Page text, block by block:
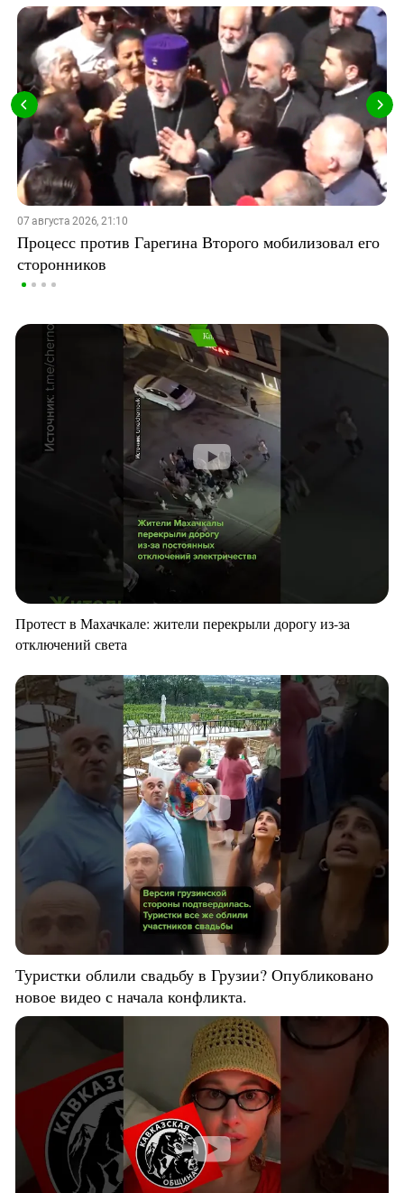
07 августа 2026, 21:10
Процесс против Гарегина Второго мобилизовал его
сторонников
Протест в Махачкале: жители перекрыли дорогу из-за
отключений света
Туристки облили свадьбу в Грузии? Опубликовано
новое видео с начала конфликта.